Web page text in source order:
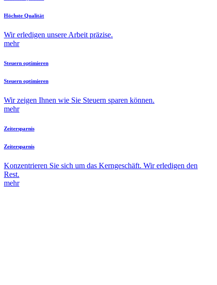
Höchste Qualität
Wir erledigen unsere Arbeit präzise.
mehr
Steuern optimieren
Steuern optimieren
Wir zeigen Ihnen wie Sie Steuern sparen können.
mehr
Zeitersparnis
Zeitersparnis
Konzentrieren Sie sich um das Kerngeschäft. Wir erledigen den
Rest.
mehr